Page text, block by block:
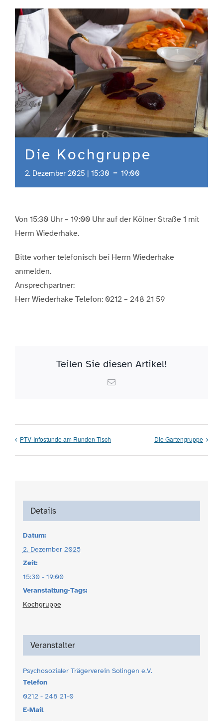
Engagement
Aktuelles
Jobs
Information
KontaktDie Kochgruppe
2. Dezember 2025 | 15:30 - 19:00
Von 15:30 Uhr – 19:00 Uhr auf der Kölner Straße 1 mit
Herrn Wiederhake.
Bitte vorher telefonisch bei Herrn Wiederhake
anmelden.
Ansprechpartner:
Herr Wiederhake Telefon: 0212 – 248 21 59
Teilen Sie diesen Artikel!
Email
PTV-Infostunde am Runden Tisch Die Gartengruppe
Details
Datum:
2. Dezember 2025
Zeit:
15:30 - 19:00
Veranstaltung-Tags:
Kochgruppe
Veranstalter
Psychosozialer Trägerverein Solingen e.V.
Telefon
0212 - 248 21-0
E-Mail